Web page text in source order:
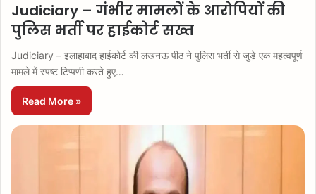
Judiciary – गंभीर मामलों के आरोपियों की
पुलिस भर्ती पर हाईकोर्ट सख्त
Judiciary – इलाहाबाद हाईकोर्ट की लखनऊ पीठ ने पुलिस भर्ती से जुड़े एक महत्वपूर्ण
मामले में स्पष्ट टिप्पणी करते हुए…
Read More »